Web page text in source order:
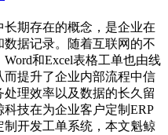
期存在的概念，是企业在
据记录。随着互联网的不
和Excel表格工单也由线
提升了企业内部流程中信
理效率以及数据的长久留
技在为企业客户定制ERP
开发工单系统，本文魁鲸